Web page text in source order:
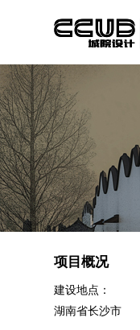
项目概况
建设地点：
湖南省长沙市